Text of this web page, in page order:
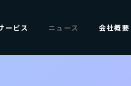
ービス ニュース 会社概要